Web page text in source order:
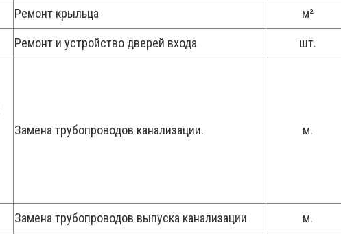
Ремонт крыльца м²
Ремонт и устройство дверей входа шт.
Замена трубопроводов канализации. м.
Замена трубопроводов выпуска канализации м.